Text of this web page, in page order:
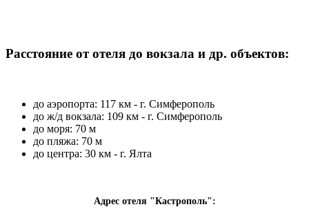
Расстояние от отеля до вокзала и др. объектов:
до аэропорта: 117 км - г. Симферополь
до ж/д вокзала: 109 км - г. Симферополь
до моря: 70 м
до пляжа: 70 м
до центра: 30 км - г. Ялта
Адрес отеля "Кастрополь":